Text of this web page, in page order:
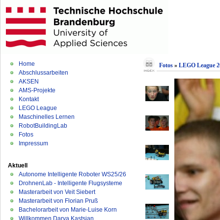
Home
Abschlussarbeiten
AKSEN
AMS-Projekte
Kontakt
LEGO League
Maschinelles Lernen
RobotBuildingLab
Fotos
Impressum
Aktuell
Autonome Intelligente Roboter WS25/26
DrohnenLab - Intelligente Flugsysteme
Masterarbeit von Veit Siebert
Masterarbeit von Florian Pruß
Bachelorarbeit von Marie-Luise Korn
Willkommen Darya Kastsian
Fotos »LEGO League